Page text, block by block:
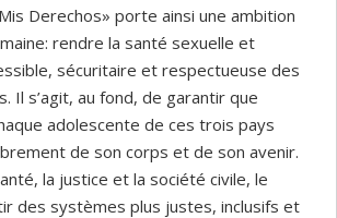
Derechos» porte ainsi une ambition
rendre la santé sexuelle et
sécuritaire et respectueuse des
Il s’agit, au fond, de garantir que
adolescente de ces trois pays
de son corps et de son avenir.
la justice et la société civile, le
des systèmes plus justes, inclusifs et